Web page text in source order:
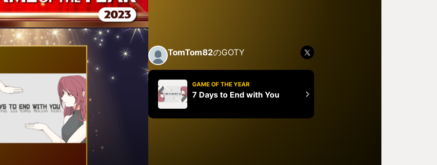
TomTom82のGOTY
GAME OF THE YEAR
7 Days to End with You